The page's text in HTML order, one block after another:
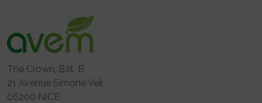
The Crown, Bât. B
21 Avenue Simone Veil
06200 NICE